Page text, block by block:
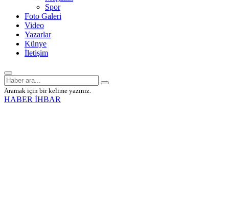
Spor
Foto Galeri
Video
Yazarlar
Künye
İletişim
Aramak için bir kelime yazınız.
HABER İHBAR